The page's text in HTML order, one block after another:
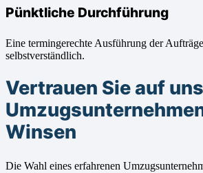
Pünktliche Durchführung
Eine termingerechte Ausführung der
selbstverständlich.
Vertrauen Sie auf
Winsen
Die Wahl eines erfahrenen